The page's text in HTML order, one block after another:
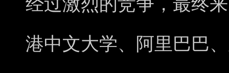
经过激烈的竞争，最终
港中文大学、阿里巴巴